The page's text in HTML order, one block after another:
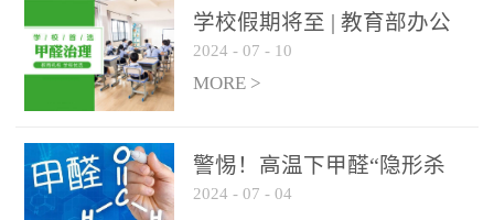
学校假期将至 | 教育部办公
厅关于加强学校新建校舍室
内空气质量管理通知
2024 - 07 - 10
MORE >
警惕！高温下甲醛“隐形杀
手”来袭，你的家安全吗？
2024 - 07 - 04